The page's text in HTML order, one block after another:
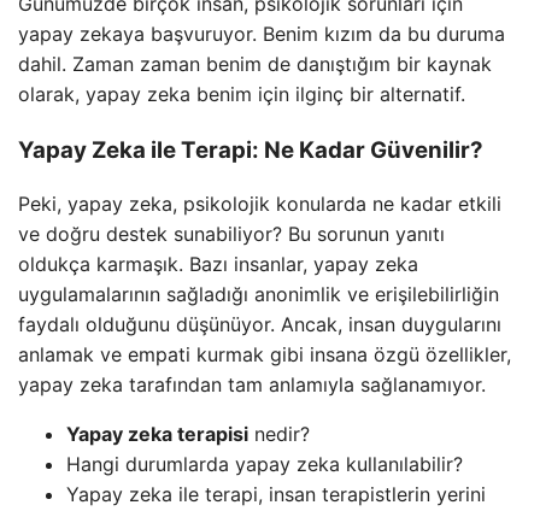
yapay zekaya başvuruyor. Benim kızım da bu duruma
dahil. Zaman zaman benim de danıştığım bir kaynak
olarak, yapay zeka benim için ilginç bir alternatif.
Yapay Zeka ile Terapi: Ne Kadar Güvenilir?
Peki, yapay zeka, psikolojik konularda ne kadar etkili
ve doğru destek sunabiliyor? Bu sorunun yanıtı
oldukça karmaşık. Bazı insanlar, yapay zeka
uygulamalarının sağladığı anonimlik ve erişilebilirliğin
faydalı olduğunu düşünüyor. Ancak, insan duygularını
anlamak ve empati kurmak gibi insana özgü özellikler,
yapay zeka tarafından tam anlamıyla sağlanamıyor.
Yapay zeka terapisi nedir?
Hangi durumlarda yapay zeka kullanılabilir?
Yapay zeka ile terapi, insan terapistlerin yerini